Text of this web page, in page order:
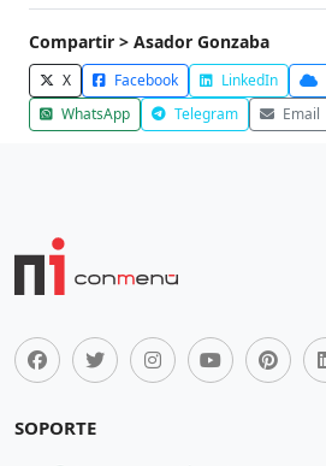
Compartir > Asador Gonzaba
X Facebook LinkedIn
WhatsApp
Telegram Email
SOPORTE